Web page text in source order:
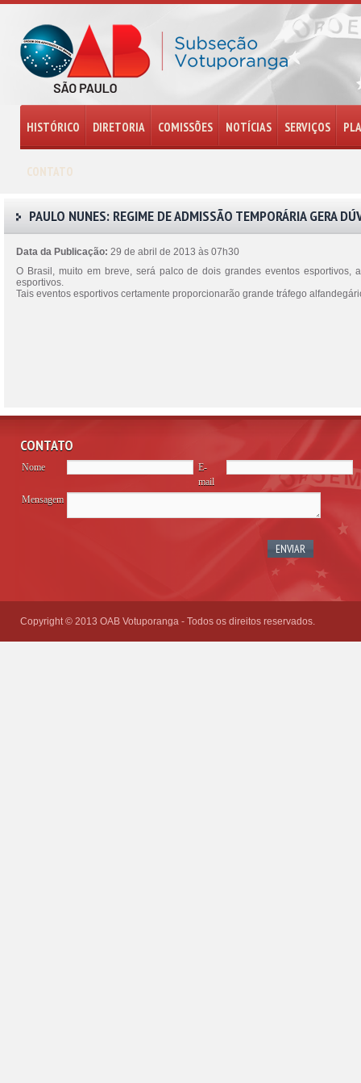
HISTÓRICO DIRETORIA COMISSÕES NOTÍCIAS SERVIÇOS
CONTATO
PAULO NUNES: REGIME DE ADMISSÃO TEMPORÁRIA GERA
Data da Publicação: 29 de abril de 2013 às 07h30
O Brasil, muito em breve, será palco de dois grandes eventos
esportivos.
Tais eventos esportivos certamente proporcionarão grande tráfego
CONTATO
Nome
E-
mail
Mensagem
Copyright © 2013 OAB Votuporanga - Todos os direitos reservados.